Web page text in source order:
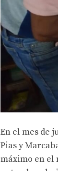
En el mes de
Pias y
máximo en el